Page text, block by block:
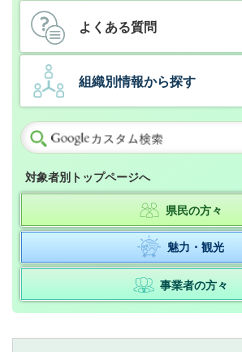
よくある質問
組織別情報から探す
対象者別トップページへ
県民の方々
魅力・観光
事業者の方々